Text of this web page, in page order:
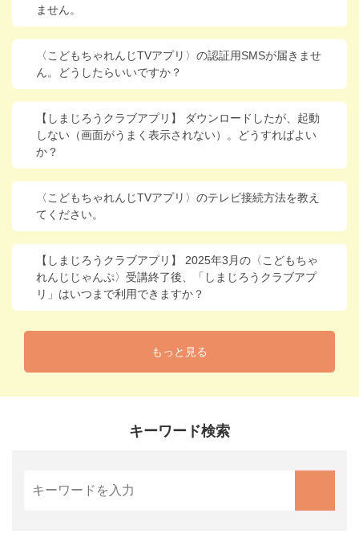
ません。
〈こどもちゃれんじTVアプリ〉の認証用SMSが届きませ
ん。どうしたらいいですか？
【しまじろうクラブアプリ】 ダウンロードしたが、起動
しない（画面がうまく表示されない）。どうすればよい
か？
〈こどもちゃれんじTVアプリ〉のテレビ接続方法を教え
てください。
【しまじろうクラブアプリ】 2025年3月の〈こどもちゃ
れんじじゃんぷ〉受講終了後、「しまじろうクラブアプ
リ」はいつまで利用できますか？
もっと見る
キーワード検索